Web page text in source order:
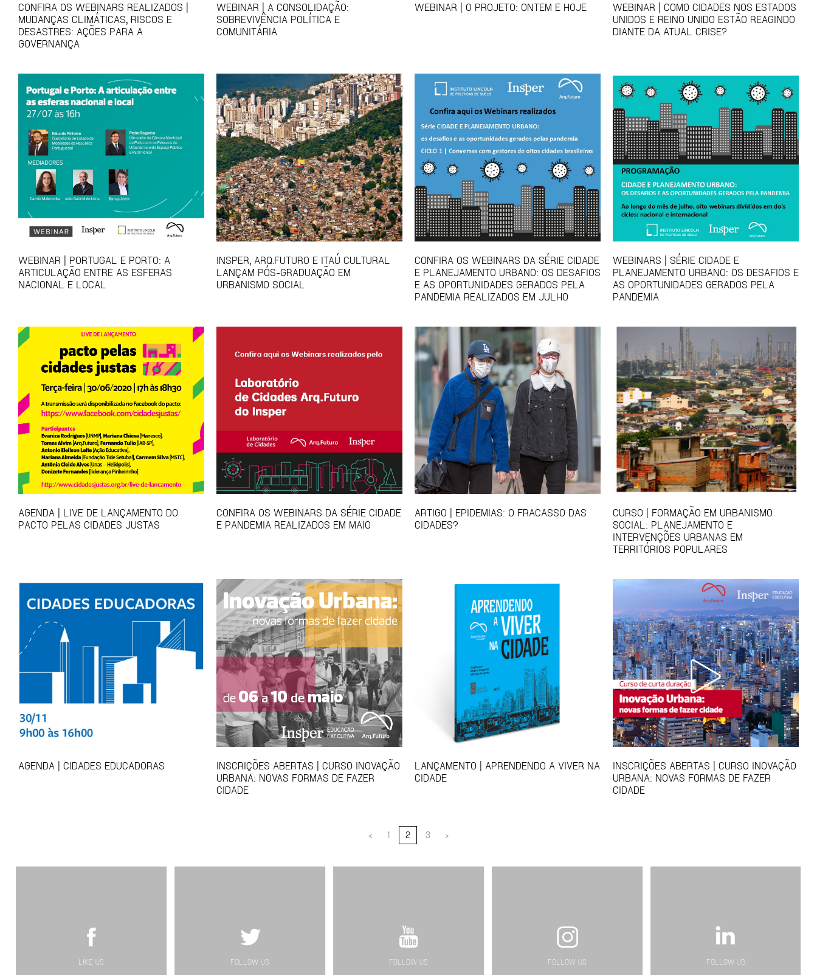
CONFIRA OS WEBINARS REALIZADOS |
MUDANÇAS CLIMÁTICAS, RISCOS E
DESASTRES: AÇÕES PARA A
GOVERNANÇA
WEBINAR | A CONSOLIDAÇÃO:
SOBREVIVÊNCIA POLÍTICA E
COMUNITÁRIA
WEBINAR | O PROJETO: ONTEM E HOJE
WEBINAR | COMO CIDADES NOS ESTADOS
UNIDOS E REINO UNIDO ESTÃO REAGINDO
DIANTE DA ATUAL CRISE?
WEBINAR | PORTUGAL E PORTO: A
ARTICULAÇÃO ENTRE AS ESFERAS
NACIONAL E LOCAL
INSPER, ARQ.FUTURO E ITAÚ CULTURAL
LANÇAM PÓS-GRADUAÇÃO EM
URBANISMO SOCIAL
CONFIRA OS WEBINARS DA SÉRIE CIDADE
E PLANEJAMENTO URBANO: OS DESAFIOS
E AS OPORTUNIDADES GERADOS PELA
PANDEMIA REALIZADOS EM JULHO
WEBINARS | SÉRIE CIDADE E
PLANEJAMENTO URBANO: OS DESAFIOS E
AS OPORTUNIDADES GERADOS PELA
PANDEMIA
AGENDA | LIVE DE LANÇAMENTO DO
PACTO PELAS CIDADES JUSTAS
CONFIRA OS WEBINARS DA SÉRIE CIDADE
E PANDEMIA REALIZADOS EM MAIO
ARTIGO | EPIDEMIAS: O FRACASSO DAS
CIDADES?
CURSO | FORMAÇÃO EM URBANISMO
SOCIAL: PLANEJAMENTO E
INTERVENÇÕES URBANAS EM
TERRITÓRIOS POPULARES
AGENDA | CIDADES EDUCADORAS
INSCRIÇÕES ABERTAS | CURSO INOVAÇÃO
URBANA: NOVAS FORMAS DE FAZER
CIDADE
LANÇAMENTO | APRENDENDO A VIVER NA
CIDADE
INSCRIÇÕES ABERTAS | CURSO INOVAÇÃO
URBANA: NOVAS FORMAS DE FAZER
CIDADE
< 1 2 3 >
LIKE US FOLLOW US FOLLOW US FOLLOW US FOLLOW US